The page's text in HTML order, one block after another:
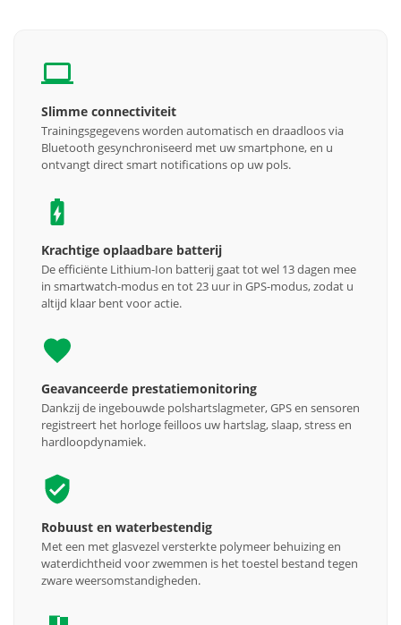
Slimme connectiviteit
Trainingsgegevens worden automatisch en draadloos via
Bluetooth gesynchroniseerd met uw smartphone, en u
ontvangt direct smart notifications op uw pols.
Krachtige oplaadbare batterij
De efficiënte Lithium-Ion batterij gaat tot wel 13 dagen mee
in smartwatch-modus en tot 23 uur in GPS-modus, zodat u
altijd klaar bent voor actie.
Geavanceerde prestatiemonitoring
Dankzij de ingebouwde polshartslagmeter, GPS en sensoren
registreert het horloge feilloos uw hartslag, slaap, stress en
hardloopdynamiek.
Robuust en waterbestendig
Met een met glasvezel versterkte polymeer behuizing en
waterdichtheid voor zwemmen is het toestel bestand tegen
zware weersomstandigheden.